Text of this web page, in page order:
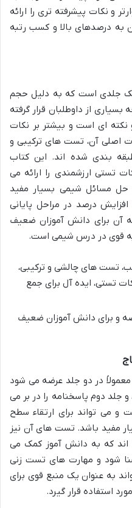
و نکات پیشرفته تری را ارائه
به درصدهای بالا و کسب رتبه
جلدی است که به دلیل حجم
از داوطلبان قرار گرفته
ای است و بیشتر بر نکات
اصلی آن، تست های ترکیبی و
بندی شده اند. این کتاب
تستی ارزشمندی را ارائه می
مسائل شیمی بسیار مفید
درصد در مراحل پایانی
آن برای دانش آموزان ضعیف
قوی در درس شیمی است.
تست های چالشی و ترکیبی،
تستی، ایده آل برای جمع
و برای دانش آموزان ضعیف
معمولاً در دو جلد عرضه می شود
جلد دوم پاسخنامه را در بر می
و می تواند برای ارتقاء سطح
مفید باشد. تست های آن نیز
اند که به دانش آموز کمک می
شود و مهارت های تست زنی
به عنوان یک منبع قوی برای
استفاده قرار گیرد.